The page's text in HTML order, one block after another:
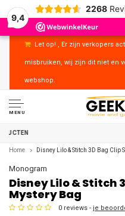
9,4
2268
Let op! , Er zijn verkopers
misbruiken, wij zijn dit niet en
webshop.
MENU
Home Disney Lilo & Stitch 3D Bag Clip
Monogram
Disney Lilo & Stitch
Mystery Bag
0 reviews - je